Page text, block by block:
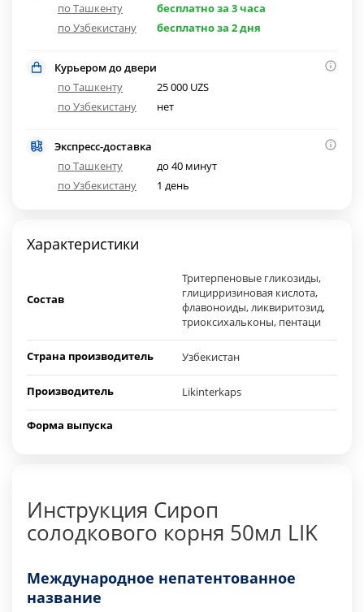
по Ташкенту
бесплатно за 3 часа
по Узбекистану
бесплатно за 2 дня
Курьером до двери
по Ташкенту
25 000 UZS
по Узбекистану
нет
Экспресс-доставка
по Ташкенту
до 40 минут
по Узбекистану
1 день
Характеристики
Состав
Тритерпеновые гликозиды,
глицирризиновая кислота,
флавоноиды, ликвиритозид,
триоксихальконы, пентаци
Страна производитель Узбекистан
Производитель Likinterkaps
Форма выпуска
Инструкция Сироп
солодкового корня 50мл LIK
Международное непатентованное
название